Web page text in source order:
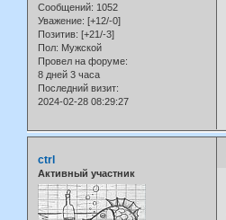
Сообщений: 1052
Уважение: [+12/-0]
Позитив: [+21/-3]
Пол: Мужской
Провел на форуме:
8 дней 3 часа
Последний визит:
2024-02-28 08:29:27
ctrl
Активный участник